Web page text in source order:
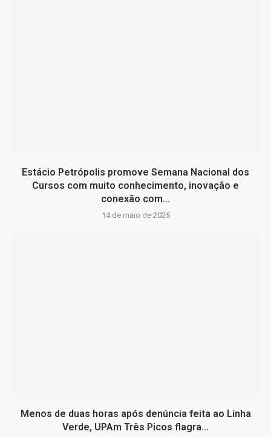
Estácio Petrópolis promove Semana Nacional dos
Cursos com muito conhecimento, inovação e
conexão com...
14 de maio de 2025
Menos de duas horas após denúncia feita ao Linha
Verde, UPAm Três Picos flagra...